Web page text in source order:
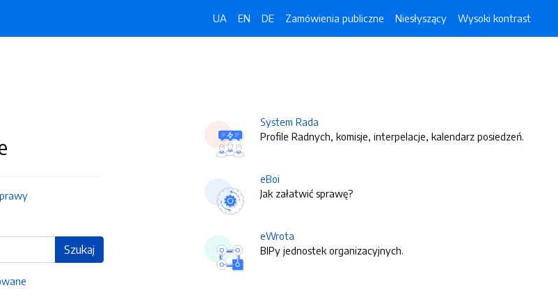
UA EN DE Zamówienia publiczne Niesłyszący Wysoki kontrast
Szukaj
System Rada
Profile Radnych, komisje, interpelacje, kalendarz posiedzeń.
eBoi
Jak załatwić sprawę?
eWrota
BIPy jednostek organizacyjnych.